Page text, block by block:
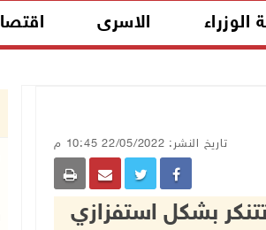
الوزراء الاسرى
تاريخ النشر: 22/05/2022 10:45 م
بشكل استفزازي